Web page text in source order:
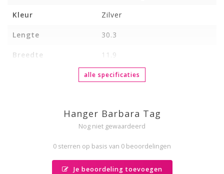
Kleur Zilver
Lengte 30.3
Breedte 11.9
alle specificaties
Hanger Barbara Tag
Nog niet gewaardeerd
0 sterren op basis van 0 beoordelingen
Je beoordeling toevoegen